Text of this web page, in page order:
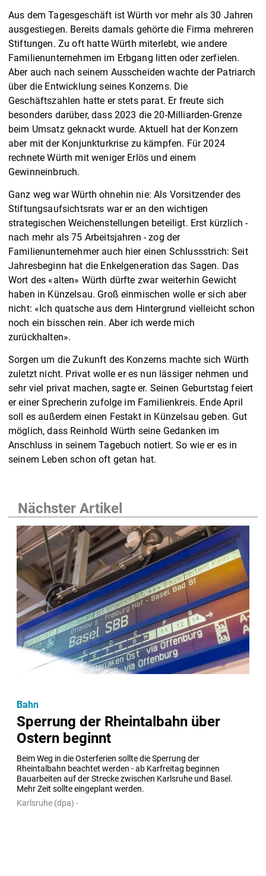
Aus dem Tagesgeschäft ist Würth vor mehr als 30 Jahren
ausgestiegen. Bereits damals gehörte die Firma mehreren
Stiftungen. Zu oft hatte Würth miterlebt, wie andere
Familienunternehmen im Erbgang litten oder zerfielen.
Aber auch nach seinem Ausscheiden wachte der Patriarch
über die Entwicklung seines Konzerns. Die
Geschäftszahlen hatte er stets parat. Er freute sich
besonders darüber, dass 2023 die 20-Milliarden-Grenze
beim Umsatz geknackt wurde. Aktuell hat der Konzern
aber mit der Konjunkturkrise zu kämpfen. Für 2024
rechnete Würth mit weniger Erlös und einem
Gewinneinbruch.
Ganz weg war Würth ohnehin nie: Als Vorsitzender des
Stiftungsaufsichtsrats war er an den wichtigen
strategischen Weichenstellungen beteiligt. Erst kürzlich -
nach mehr als 75 Arbeitsjahren - zog der
Familienunternehmer auch hier einen Schlussstrich: Seit
Jahresbeginn hat die Enkelgeneration das Sagen. Das
Wort des «alten» Würth dürfte zwar weiterhin Gewicht
haben in Künzelsau. Groß einmischen wolle er sich aber
nicht: «Ich quatsche aus dem Hintergrund vielleicht schon
noch ein bisschen rein. Aber ich werde mich
zurückhalten».
Sorgen um die Zukunft des Konzerns machte sich Würth
zuletzt nicht. Privat wolle er es nun lässiger nehmen und
sehr viel privat machen, sagte er. Seinen Geburtstag feiert
er einer Sprecherin zufolge im Familienkreis. Ende April
soll es außerdem einen Festakt in Künzelsau geben. Gut
möglich, dass Reinhold Würth seine Gedanken im
Anschluss in seinem Tagebuch notiert. So wie er es in
seinem Leben schon oft getan hat.
Nächster Artikel
Sperrung der Rheintalbahn über
Ostern beginnt
Beim Weg in die Osterferien sollte die Sperrung der
Rheintalbahn beachtet werden - ab Karfreitag beginnen
Bauarbeiten auf der Strecke zwischen Karlsruhe und Basel.
Mehr Zeit sollte eingeplant werden.
Bahn
Karlsruhe (dpa) -